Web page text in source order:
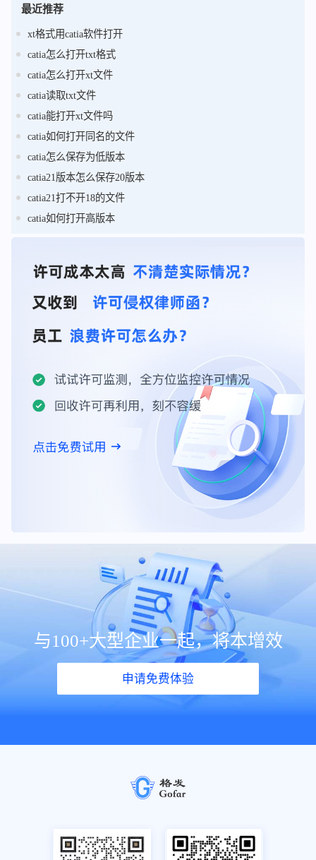
最近推荐
xt格式用catia软件打开
catia怎么打开txt格式
catia怎么打开xt文件
catia读取txt文件
catia能打开xt文件吗
catia如何打开同名的文件
catia怎么保存为低版本
catia21版本怎么保存20版本
catia21打不开18的文件
catia如何打开高版本
与100+大型企业一起，将本增效
申请免费体验